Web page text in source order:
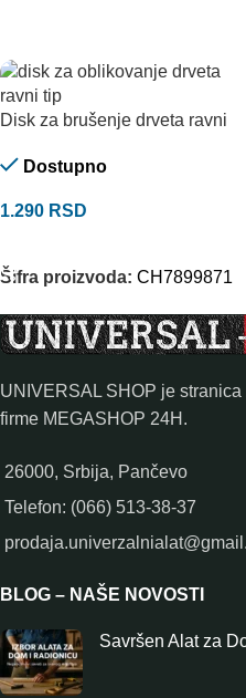
Disk za brušenje drveta ravni
Dostupno
1.290 RSD
Šifra proizvoda: CH7899871
UNIVERSAL SHOP je
firme MEGASHOP 24H.
26000, Srbija, Pančevo
Telefon: (066) 513-38-37
BLOG – NAŠE NOVOSTI
Savršen Alat za